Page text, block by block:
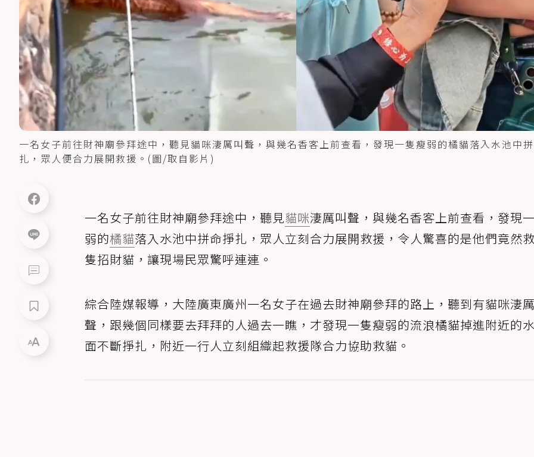
一名女子前往財神廟參拜途中，聽見貓咪淒厲叫聲，與幾名香客上前查看，發現一隻瘦弱的橘貓落入水池中
扎，眾人便合力展開救援。(圖/取自影片)
一名女子前往財神廟參拜途中，聽見貓咪淒厲叫聲，與幾名香客上前查看，發現
弱的橘貓落入水池中拼命掙扎，眾人立刻合力展開救援，令人驚喜的是他們竟然
隻招財貓，讓現場民眾驚呼連連。
綜合陸媒報導，大陸廣東廣州一名女子在過去財神廟參拜的路上，聽到有貓咪淒
聲，跟幾個同樣要去拜拜的人過去一瞧，才發現一隻瘦弱的流浪橘貓掉進附近的
面不斷掙扎，附近一行人立刻組織起救援隊合力協助救貓。